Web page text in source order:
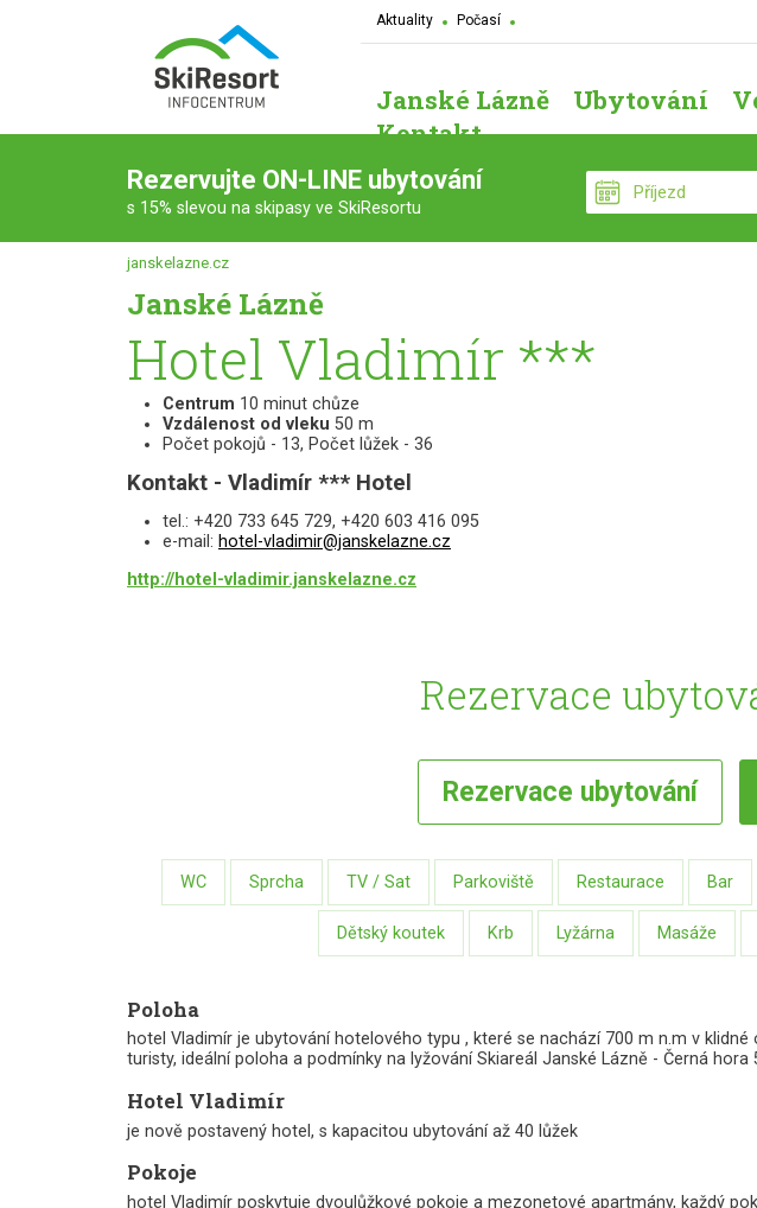
Aktuality Počasí
Janské Lázně Ubytování
Kontakt
Rezervujte ON-LINE ubytování
s 15% slevou na skipasy ve SkiResortu
janskelazne.cz
Janské Lázně
Hotel Vladimír ***
Centrum 10 minut chůze
Vzdálenost od vleku 50 m
Počet pokojů - 13, Počet lůžek - 36
Kontakt - Vladimír *** Hotel
tel.: +420 733 645 729, +420 603 416 095
e-mail: hotel-vladimir@janskelazne.cz
http://hotel-vladimir.janskelazne.cz
Rezervace
Rezervace ubytování
WC Sprcha TV / Sat Parkoviště Restaurace Bar
Dětský koutek Krb Lyžárna Masáže
Poloha
hotel Vladimír je ubytování hotelového typu , které se nachází 700 m n.m v
turisty, ideální poloha a podmínky na lyžování Skiareál Janské Lázně - Černá
Hotel Vladimír
je nově postavený hotel, s kapacitou ubytování až 40 lůžek
Pokoje
hotel Vladimír poskytuje dvoulůžkové pokoje a mezonetové apartmány, každý